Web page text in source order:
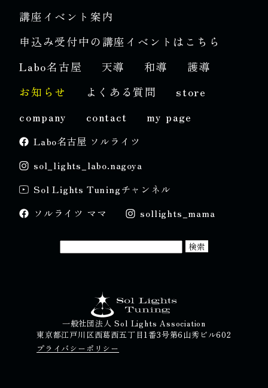
講座イベント案内
申込み受付中の講座イベントはこちら
Labo名古屋
天導 和導
護導
お知らせ
よくある質問
store
company
contact my page
Labo名古屋 ソルライツ
sol_lights_labo.nagoya
Sol Lights Tuningチャンネル
ソルライツ ママ
sollights_mama
一般社団法人 Sol Lights Association
東京都江戸川区西葛西五丁目1番3号第6山秀ビル602
プライバシーポリシー